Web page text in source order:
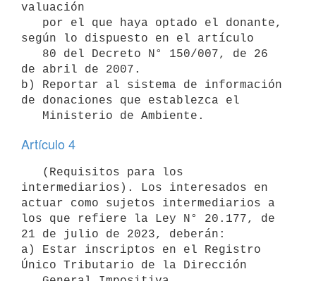
valuación
según lo dispuesto en el artículo
de abril de 2007.
b) Reportar al sistema de información
de donaciones que establezca el
Artículo 4
intermediarios). Los interesados en
actuar como sujetos intermediarios a
los que refiere la Ley N° 20.177, de
21 de julio de 2023, deberán:
a) Estar inscriptos en el Registro
Único Tributario de la Dirección